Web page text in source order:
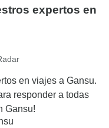
expertos en
en viajes a Gansu.
responder a todas
Gansu!